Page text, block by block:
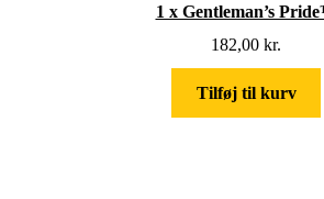
1 x Gentleman’s
182,00 kr.
Tilføj til kurv